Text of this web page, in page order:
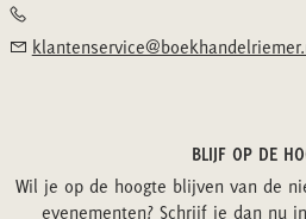
BLIJF OP DE
Wil je op de hoogte blijven van de
evenementen? Schrijf je dan nu